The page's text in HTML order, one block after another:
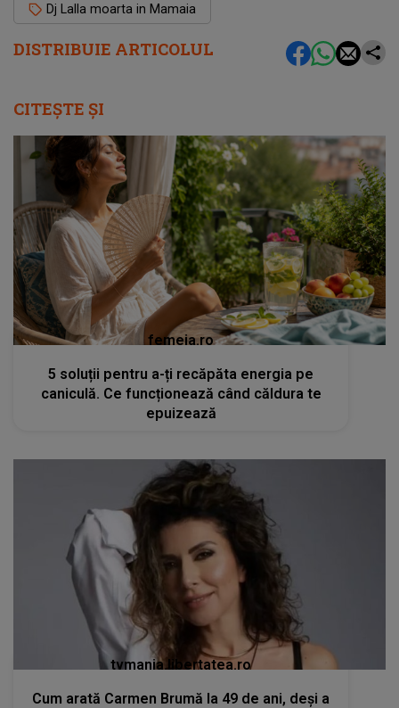
DISTRIBUIE ARTICOLUL
Dj Lalla moarta in Mamaia
CITEȘTE ȘI
femeia.ro
5 soluții pentru a-ți recăpăta energia pe
caniculă. Ce funcționează când căldura te
epuizează
tvmania.libertatea.ro
Cum arată Carmen Brumă la 49 de ani, deși a